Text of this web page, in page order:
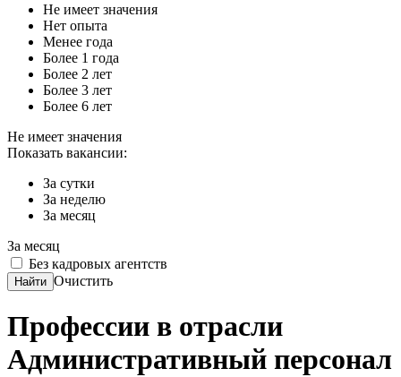
Не имеет значения
Нет опыта
Менее года
Более 1 года
Более 2 лет
Более 3 лет
Более 6 лет
Не имеет значения
Показать вакансии:
За сутки
За неделю
За месяц
За месяц
Без кадровых агентств
Найти Очистить
Профессии в отрасли
Административный персонал